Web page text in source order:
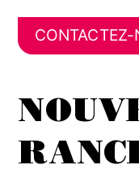
CONTACTEZ-